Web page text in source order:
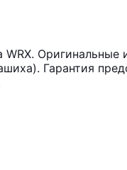
Оригинальные
Гарантия